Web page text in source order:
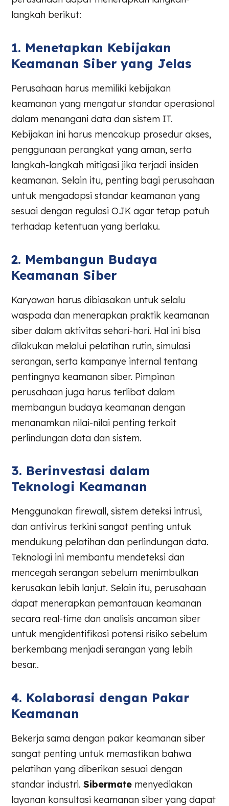
langkah berikut:
1. Menetapkan Kebijakan
Keamanan Siber yang Jelas
Perusahaan harus memiliki kebijakan
keamanan yang mengatur standar operasional
dalam menangani data dan sistem IT.
Kebijakan ini harus mencakup prosedur akses,
penggunaan perangkat yang aman, serta
langkah-langkah mitigasi jika terjadi insiden
keamanan. Selain itu, penting bagi perusahaan
untuk mengadopsi standar keamanan yang
sesuai dengan regulasi OJK agar tetap patuh
terhadap ketentuan yang berlaku.
2. Membangun Budaya
Keamanan Siber
Karyawan harus dibiasakan untuk selalu
waspada dan menerapkan praktik keamanan
siber dalam aktivitas sehari-hari. Hal ini bisa
dilakukan melalui pelatihan rutin, simulasi
serangan, serta kampanye internal tentang
pentingnya keamanan siber. Pimpinan
perusahaan juga harus terlibat dalam
membangun budaya keamanan dengan
menanamkan nilai-nilai penting terkait
perlindungan data dan sistem.
3. Berinvestasi dalam
Teknologi Keamanan
Menggunakan firewall, sistem deteksi intrusi,
dan antivirus terkini sangat penting untuk
mendukung pelatihan dan perlindungan data.
Teknologi ini membantu mendeteksi dan
mencegah serangan sebelum menimbulkan
kerusakan lebih lanjut. Selain itu, perusahaan
dapat menerapkan pemantauan keamanan
secara real-time dan analisis ancaman siber
untuk mengidentifikasi potensi risiko sebelum
berkembang menjadi serangan yang lebih
besar..
4. Kolaborasi dengan Pakar
Keamanan
Bekerja sama dengan pakar keamanan siber
sangat penting untuk memastikan bahwa
pelatihan yang diberikan sesuai dengan
standar industri.Sibermate menyediakan
layanan konsultasi keamanan siber yang dapat